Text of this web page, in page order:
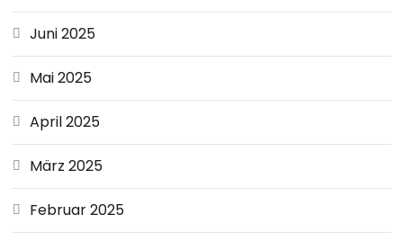
Juni 2025
Mai 2025
April 2025
März 2025
Februar 2025